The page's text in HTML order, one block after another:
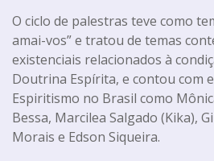
O ciclo de palestras teve como
amai-vos” e tratou de temas
existenciais relacionados à
Doutrina Espírita, e contou com
Espiritismo no Brasil como
Bessa, Marcilea Salgado (Kika),
Morais e Edson Siqueira.